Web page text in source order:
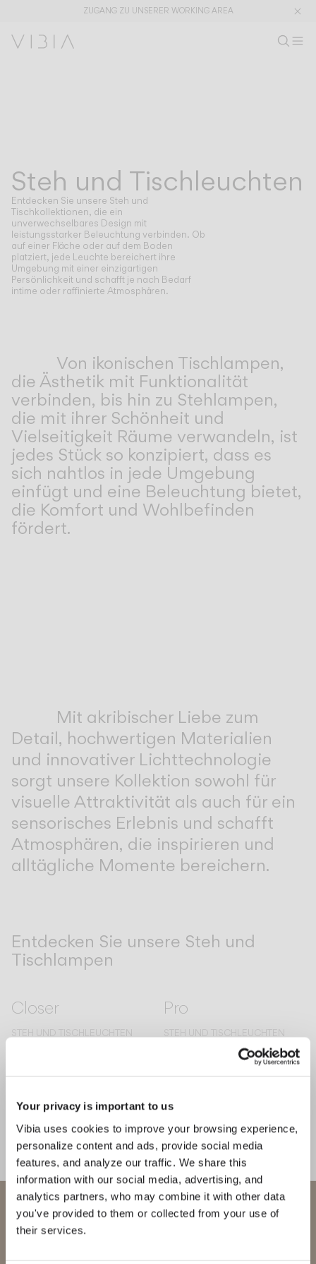
Your privacy is important to us
Vibia uses cookies to improve your browsing experience,
personalize content and ads, provide social media
features, and analyze our traffic. We share this
information with our social media, advertising, and
analytics partners, who may combine it with other data
you've provided to them or collected from your use of
their services.
ZUGANG ZU UNSERER WORKING AREA
Steh und Tischleuchten
Deckenleuchten
ENTDECKEN
Shaping Atmospheres –
Gesamtkatalog
Atmosphere Creators
Bewusste Atmosphären
Services
Downloads
Über uns
Working Area
US/Canada
International
Produkt
DE
KOLLEKTIONEN STEH UND TISCHLEUCHTEN
Steh und Tischleuchten
Entdecken Sie unsere Steh und
Tischkollektionen, die ein
unverwechselbares Design mit
leistungsstarker Beleuchtung verbinden. Ob
auf einer Fläche oder auf dem Boden
platziert, jede Leuchte bereichert ihre
Umgebung mit einer einzigartigen
Persönlichkeit und schafft je nach Bedarf
intime oder raffinierte Atmosphären.
STEH UND TISCHLEUCHTEN
Von ikonischen Tischlampen,
die Ästhetik mit Funktionalität
verbinden, bis hin zu Stehlampen,
die mit ihrer Schönheit und
Vielseitigkeit Räume verwandeln, ist
jedes Stück so konzipiert, dass es
sich nahtlos in jede Umgebung
einfügt und eine Beleuchtung bietet,
die Komfort und Wohlbefinden
fördert.
STEH UND TISCHLEUCHTEN
Mit akribischer Liebe zum
Detail, hochwertigen Materialien
und innovativer Lichttechnologie
sorgt unsere Kollektion sowohl für
visuelle Attraktivität als auch für ein
sensorisches Erlebnis und schafft
Atmosphären, die inspirieren und
alltägliche Momente bereichern.
Entdecken Sie unsere Steh und
Tischlampen
Closer
STEH UND TISCHLEUCHTEN
Pro
STEH UND TISCHLEUCHTEN
Africa
STEH UND TISCHLEUCHTEN
Lily
STEH UND TISCHLEUCHTEN
Willkommen bei Vibia
Sie versuchen, auf unser